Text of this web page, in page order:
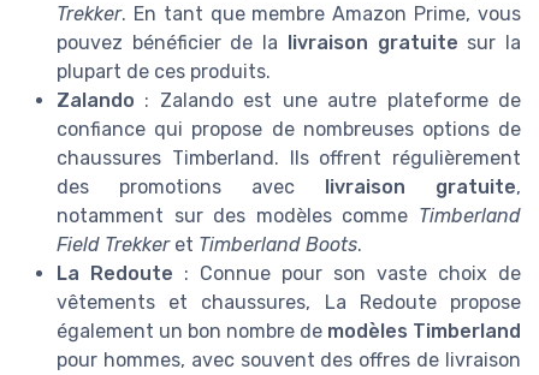
Trekker. En tant que membre Amazon Prime, vous
pouvez bénéficier de la livraison gratuite sur la
plupart de ces produits.
Zalando : Zalando est une autre plateforme de
confiance qui propose de nombreuses options de
chaussures Timberland. Ils offrent régulièrement
des promotions avec livraison gratuite,
notamment sur des modèles comme Timberland
Field Trekkeret Timberland Boots.
La Redoute : Connue pour son vaste choix de
vêtements et chaussures, La Redoute propose
également un bon nombre de modèles Timberland
pour hommes, avec souvent des offres de livraison